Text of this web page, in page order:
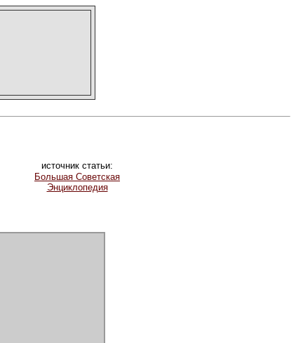
источник статьи:
Большая Советская
Энциклопедия